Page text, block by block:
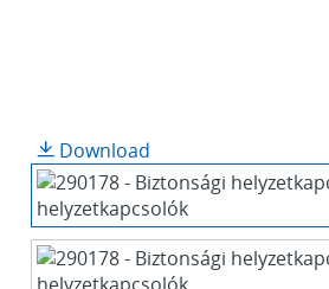
Download